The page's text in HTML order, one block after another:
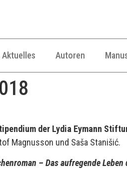
Aktuelles Autoren
der Lydia Eymann
Magnusson und Saša Stanišić.
– Das aufregende